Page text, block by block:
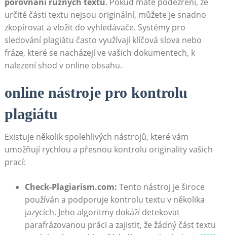
určité části textu nejsou originální, můžete je snadno
zkopírovat a vložit do vyhledávače. Systémy pro
sledování plagiátu často využívají klíčová slova nebo
fráze, které se nacházejí ve vašich dokumentech, k
nalezení shod v online obsahu.
online nástroje pro kontrolu
plagiátu
Existuje několik spolehlivých nástrojů, které vám
umožňují rychlou a přesnou kontrolu originality vašich
prací:
Check-Plagiarism.com: Tento nástroj je široce
používán a podporuje kontrolu textu v několika
jazycích. Jeho algoritmy dokáží detekovat
parafrázovanou práci a zajistit, že žádný část textu